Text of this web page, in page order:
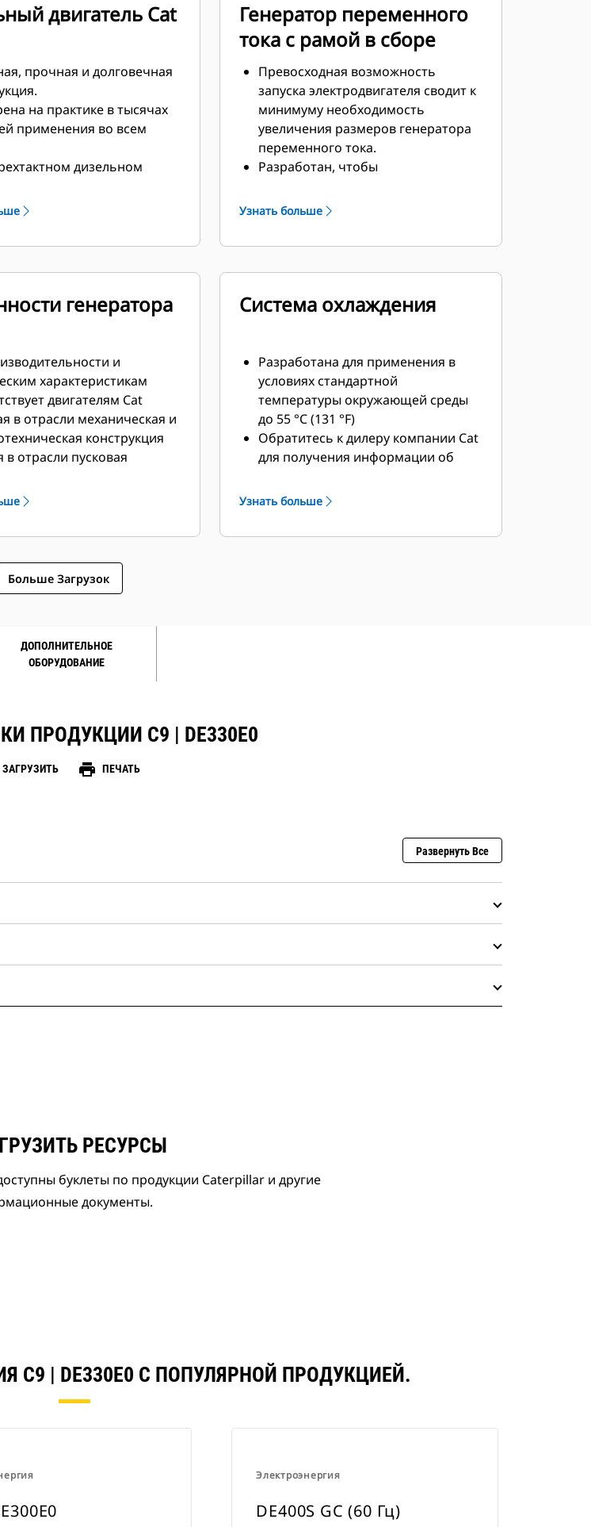
двигатель Cat
прочная и долговечная
на практике в тысячах
применения во всем
дизельном
топливная
Генератор переменного
тока с рамой в сборе
Превосходная возможность
запуска электродвигателя сводит к
минимуму необходимость
увеличения размеров генератора
переменного тока.
Разработан, чтобы
двигателям Cat по
техническим характеристикам.
Узнать больше
генератора
и
характеристикам
двигателям Cat
в отрасли механическая и
конструкция
отрасли пусковая
КПД
Система охлаждения
Разработана для применения в
условиях стандартной
температуры окружающей среды
до 55 °C (131 °F)
Обратитесь к дилеру компании Cat
для получения информации об
режимах работы.
Узнать больше
Больше Загрузок
ДОПОЛНИТЕЛЬНОЕ
ОБОРУДОВАНИЕ
ПРОДУКЦИИ C9 | DE330E0
ЗАГРУЗИТЬ print ПЕЧАТЬ
Развернуть Все
РЕСУРСЫ
буклеты по продукции Caterpillar и другие
документы.
C9 | DE330E0 С ПОПУЛЯРНОЙ ПРОДУКЦИЕЙ.
Электроэнергия
DE400S GC (60 Гц)